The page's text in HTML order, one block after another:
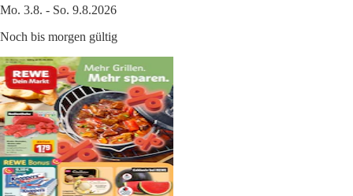
Mo. 3.8. - So. 9.8.2026
Noch bis morgen gültig